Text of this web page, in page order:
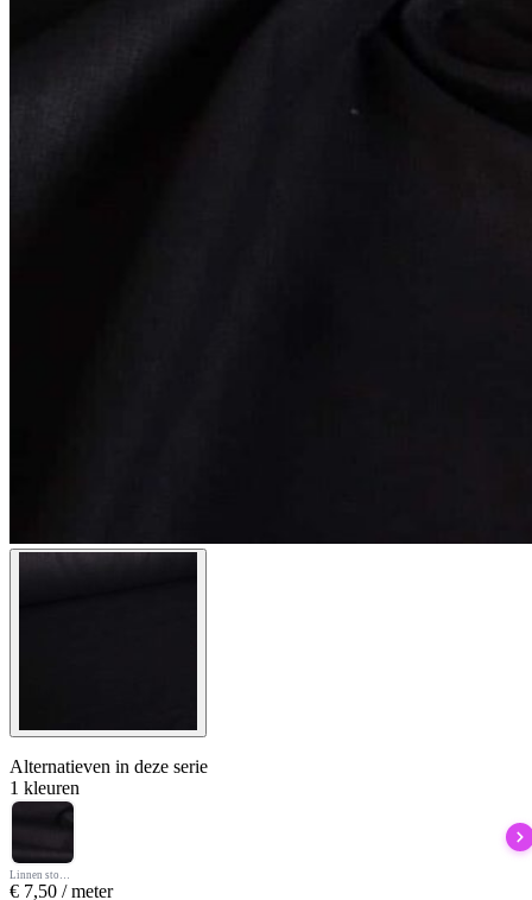
Alternatieven in deze serie
1 kleuren
€ 7,50 / meter